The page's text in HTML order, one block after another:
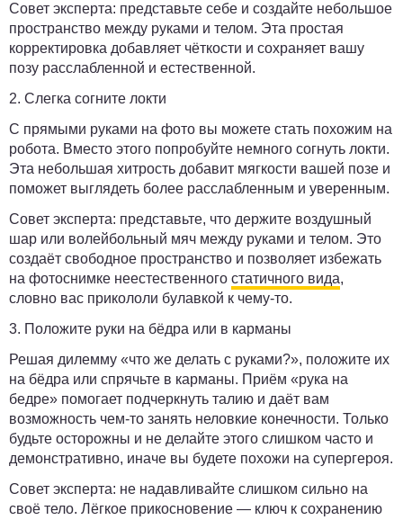
Совет эксперта: представьте себе и создайте небольшое
пространство между руками и телом. Эта простая
корректировка добавляет чёткости и сохраняет вашу
позу расслабленной и естественной.
2. Слегка согните локти
С прямыми руками на фото вы можете стать похожим на
робота. Вместо этого попробуйте немного согнуть локти.
Эта небольшая хитрость добавит мягкости вашей позе и
поможет выглядеть более расслабленным и уверенным.
Совет эксперта: представьте, что держите воздушный
шар или волейбольный мяч между руками и телом. Это
создаёт свободное пространство и позволяет избежать
на фотоснимке неестественного статичного вида,
словно вас прикололи булавкой к чему-то.
3. Положите руки на бёдра или в карманы
Решая дилемму «что же делать с руками?», положите их
на бёдра или спрячьте в карманы. Приём «рука на
бедре» помогает подчеркнуть талию и даёт вам
возможность чем-то занять неловкие конечности. Только
будьте осторожны и не делайте этого слишком часто и
демонстративно, иначе вы будете похожи на супергероя.
Совет эксперта: не надавливайте слишком сильно на
своё тело. Лёгкое прикосновение — ключ к сохранению